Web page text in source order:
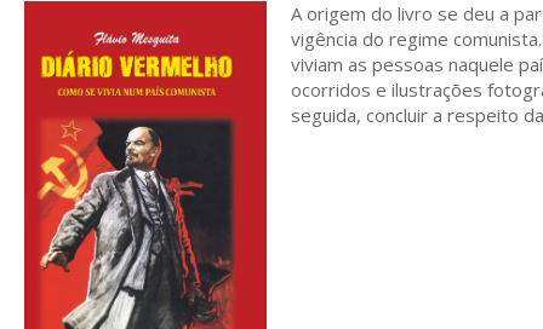
A origem do livro se deu a
vigência do regime
viviam as pessoas naquele
ocorridos e ilustrações
seguida, concluir a respeito